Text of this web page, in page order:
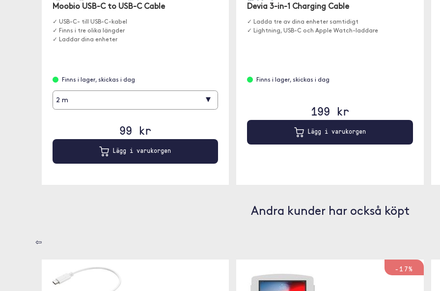
Moobio USB-C to USB-C Cable
✓ USB-C- till USB-C-kabel
✓ Finns i tre olika längder
✓ Laddar dina enheter
Finns i lager, skickas i dag
2 m ▾
99 kr
Lägg i varukorgen
Devia 3-in-1 Charging Cable
✓ Ladda tre av dina enheter samtidigt
✓ Lightning, USB-C och Apple Watch-laddare
Finns i lager, skickas i dag
199 kr
Lägg i varukorgen
Andra kunder har också köpt
⇦
-17%